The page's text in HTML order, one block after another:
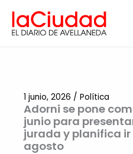
contenido
Adorni se pone
junio para
jurada y planifica ir
agosto
1 junio, 2026 / Política